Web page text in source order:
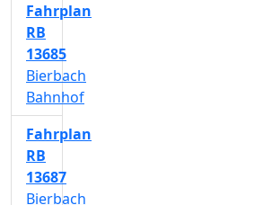
Fahrplan
RB
13685
Bierbach
Bahnhof
Fahrplan
RB
13687
Bierbach